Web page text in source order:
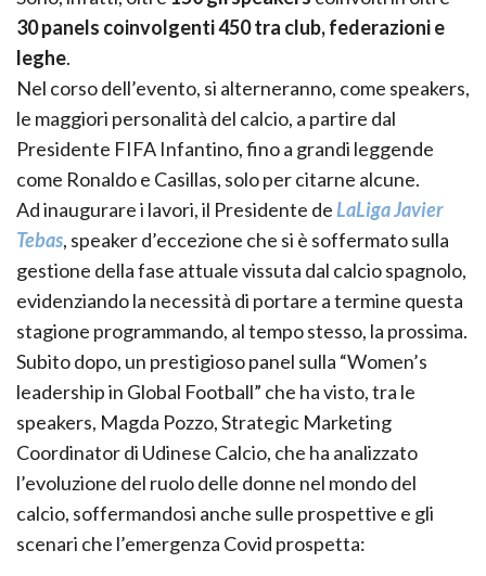
30 panels coinvolgenti 450 tra club, federazioni e
leghe.
Nel corso dell’evento, si alterneranno, come speakers,
le maggiori personalità del calcio, a partire dal
Presidente FIFA Infantino, fino a grandi leggende
come Ronaldo e Casillas, solo per citarne alcune.
Ad inaugurare i lavori, il Presidente deLaLiga Javier
Tebas, speaker d’eccezione che si è soffermato sulla
gestione della fase attuale vissuta dal calcio spagnolo,
evidenziando la necessità di portare a termine questa
stagione programmando, al tempo stesso, la prossima.
Subito dopo, un prestigioso panel sulla “Women’s
leadership in Global Football” che ha visto, tra le
speakers, Magda Pozzo, Strategic Marketing
Coordinator di Udinese Calcio, che ha analizzato
l’evoluzione del ruolo delle donne nel mondo del
calcio, soffermandosi anche sulle prospettive e gli
scenari che l’emergenza Covid prospetta: